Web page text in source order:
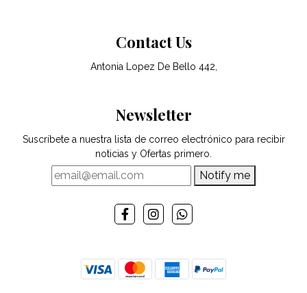
Contact Us
Antonia Lopez De Bello 442,
Newsletter
Suscríbete a nuestra lista de correo electrónico para recibir
noticias y Ofertas primero.
Notify me